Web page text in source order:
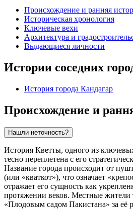
Происхождение и ранняя
Историческая хронология
Ключевые вехи
Архитектура и
Выдающиеся личности
Истории соседних
История города Кандагар
Происхождение и
Нашли неточность?
История Кветты, одного из
тесно переплетена с его
Название города происходит от
(или «кваткот»), что означает
отражает его сущность как
протяжении веков. Местные жители
«Плодовым садом Пакистана» за её